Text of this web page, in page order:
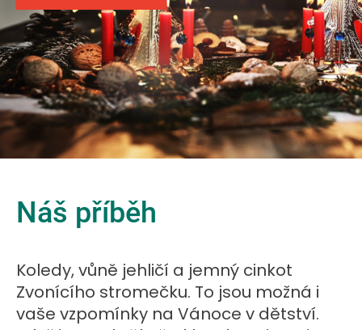
Náš příběh
Koledy, vůně jehličí a jemný cinkot
Zvonícího stromečku. To jsou možná i
vaše vzpomínky na Vánoce v dětství.